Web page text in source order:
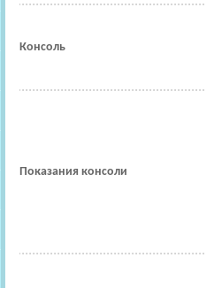
Консоль
Показания консоли